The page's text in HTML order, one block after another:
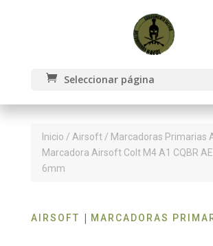
Seleccionar página
Inicio / Airsoft/ Marcadoras Primarias
Marcadora Airsoft Colt M4 A1 CQBR
6mm
AIRSOFT | MARCADORAS